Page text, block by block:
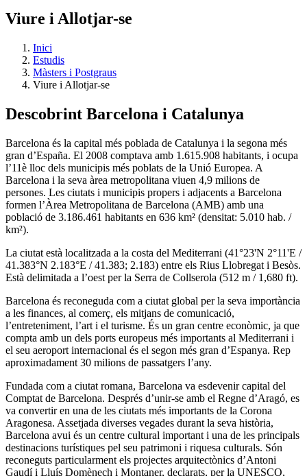
Viure i Allotjar-se
Inici
Estudis
Màsters i Postgraus
Viure i Allotjar-se
Descobrint Barcelona i Catalunya
Barcelona és la capital més poblada de Catalunya i la segona més
gran d’España. El 2008 comptava amb 1.615.908 habitants, i ocupa
l’11è lloc dels municipis més poblats de la Unió Europea. A
Barcelona i la seva àrea metropolitana viuen 4,9 milions de
persones. Les ciutats i municipis propers i adjacents a Barcelona
formen l’Àrea Metropolitana de Barcelona (AMB) amb una
població de 3.186.461 habitants en 636 km² (densitat: 5.010 hab. /
km²).
La ciutat està localitzada a la costa del Mediterrani (41°23'N 2°11'E /
41.383°N 2.183°E / 41.383; 2.183) entre els Rius Llobregat i Besòs.
Està delimitada a l’oest per la Serra de Collserola (512 m / 1,680 ft).
Barcelona és reconeguda com a ciutat global per la seva importància
a les finances, al comerç, els mitjans de comunicació,
l’entreteniment, l’art i el turisme. És un gran centre econòmic, ja que
compta amb un dels ports europeus més importants al Mediterrani i
el seu aeroport internacional és el segon més gran d’Espanya. Rep
aproximadament 30 milions de passatgers l’any.
Fundada com a ciutat romana, Barcelona va esdevenir capital del
Comptat de Barcelona. Després d’unir-se amb el Regne d’Aragó, es
va convertir en una de les ciutats més importants de la Corona
Aragonesa. Assetjada diverses vegades durant la seva història,
Barcelona avui és un centre cultural important i una de les principals
destinacions turístiques pel seu patrimoni i riquesa culturals. Són
reconeguts particularment els projectes arquitectònics d’Antoni
Gaudí i Lluís Domènech i Montaner, declarats, per la UNESCO,